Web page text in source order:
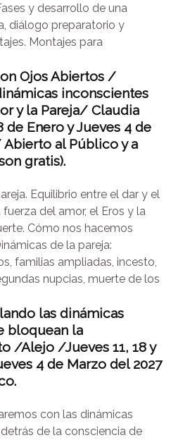
y desarrollo de una
diálogo preparatorio y
Montajes para
Ojos Abiertos /
inconscientes
y la Pareja/ Claudia
de Enero y Jueves 4 de
al Público y a
gratis).
Equilibrio entre el dar y el
del amor, el Eros y la
Cómo nos hacemos
de la pareja:
familias ampliadas, incesto,
nupcias, muerte de los
las dinámicas
bloquean la
/Alejo /Jueves 11, 18 y
4 de Marzo del 2027
con las dinámicas
de la consciencia de